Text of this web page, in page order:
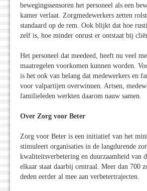
bewegingssensoren het personeel als een
kamer verlaat. Zorgmedewerkers zetten
standaard op de rem. Ook blijkt dat hoe
zelf is, hoe minder onrust er ontstaat bij
Het personeel dat meedeed, heeft nu veel
maatregelen voorkomen kunnen worden.
is het ook van belang dat medewerkers en
voor valpartijen overwinnen. Artsen,
familieleden werkten daarom nauw samen.
Over Zorg voor Beter
Zorg voor Beter is een initiatief van het
stimuleert organisaties in de langdurende
kwaliteitsverbetering en duurzaamheid van
elkaar staat daarbij centraal. Meer dan 700
deden eerder al mee aan verbetertrajecten.